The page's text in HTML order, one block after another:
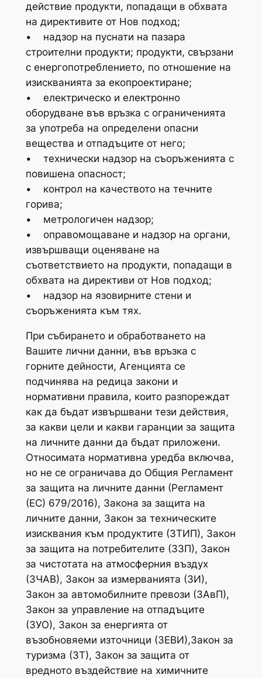
действие продукти, попадащи в обхвата
на директивите от Нов подход;
• надзор на пуснати на пазара
строителни продукти; продукти, свързани
с енергопотреблението, по отношение на
изискванията за екопроектиране;
• електрическо и електронно
оборудване във връзка с ограниченията
за употреба на определени опасни
вещества и отпадъците от него;
• технически надзор на съоръженията с
повишена опасност;
• контрол на качеството на течните
горива;
• метрологичен надзор;
• оправомощаване и надзор на органи,
извършващи оценяване на
съответствието на продукти, попадащи в
обхвата на директиви от Нов подход;
• надзор на язовирните стени и
съоръженията към тях.
При събирането и обработването на
Вашите лични данни, във връзка с
горните дейности, Агенцията се
подчинява на редица закони и
нормативни правила, които разпореждат
как да бъдат извършвани тези действия,
за какви цели и какви гаранции за защита
на личните данни да бъдат приложени.
Относимата нормативна уредба включва,
но не се ограничава до Общия Регламент
за защита на личните данни (Регламент
(ЕС) 679/2016), Закона за защита на
личните данни, Закон за техническите
изисквания към продуктите (ЗТИП), Закон
за защита на потребителите (ЗЗП), Закон
за чистотата на атмосферния въздух
(ЗЧАВ), Закон за измерванията (ЗИ),
Закон за автомобилните превози (ЗАвП),
Закон за управление на отпадъците
(ЗУО), Закон за енергията от
възобновяеми източници (ЗЕВИ),Закон за
туризма (ЗТ), Закон за защита от
вредното въздействие на химичните